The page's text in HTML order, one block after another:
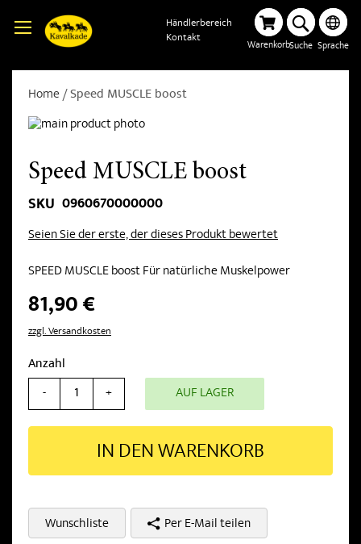
Händlerbereich
Kontakt
Sprache
WarenkorbSuche
Home Speed MUSCLE boost
Speed MUSCLE boost
SKU 0960670000000
Seien Sie der erste, der dieses Produkt bewertet
SPEED MUSCLE boost Für natürliche Muskelpower
81,90 €
zzgl. Versandkosten
Anzahl
- + AUF LAGER
IN DEN WARENKORB
Wunschliste Per E-Mail teilen